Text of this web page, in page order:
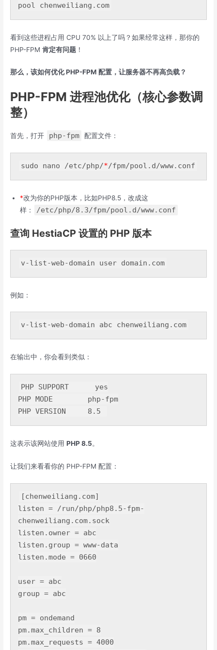
pool chenweiliang. com
看到这些进程占用 CPU 70% 以上了吗？如果经常这样，那你的
PHP-FPM肯定有问题 ！
那么，该如何优化 PHP-FPM 配置，让服务器不再高负载？
PHP-FPM 进程池优化（核心参数调
整）
首先，打开 php-fpm 配置文件：
sudo nano /etc/php/*/fpm/pool.d/www.conf
*改为你的PHP版本，比如PHP8.5，改成这
样：
/etc/php/8.3/fpm/pool.d/www.conf
查询 HestiaCP 设置的 PHP 版本
v-list-web-domain user domain
例如：
v-list-web-domain abc chenweiliang. com
在输出中，你会看到类似：
PHP SUPPORT yes
PHP MODE        php-fpm
PHP VERSION 8 .5
这表示该网站使用 PHP 8.5。
让我们来看看你的 PHP-FPM 配置：
[chenweiliang.com]
listen = /run/php/php8.5-fpm-
chenweiliang .com.sock
listen .owner = abc
listen .group = www-data
listen .mode = 0660
user = abc
group = abc
pm = ondemand
pm.max_children = 8
pm.max_requests = 4000